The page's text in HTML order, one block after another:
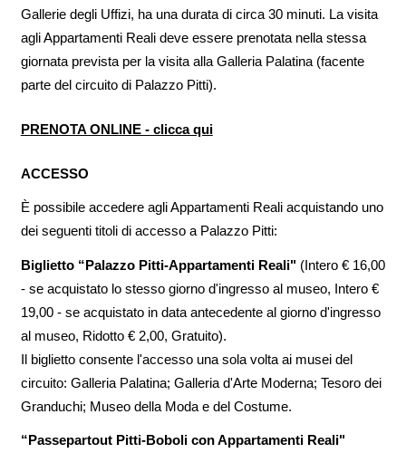
Gallerie degli Uffizi, ha una durata di circa 30 minuti. La visita
agli Appartamenti Reali deve essere prenotata nella stessa
giornata prevista per la visita alla Galleria Palatina (facente
parte del circuito di Palazzo Pitti).
PRENOTA ONLINE - clicca qui
ACCESSO
È possibile accedere agli Appartamenti Reali acquistando uno
dei seguenti titoli di accesso a Palazzo Pitti:
Biglietto “Palazzo Pitti-Appartamenti Reali"(Intero € 16,00
- se acquistato lo stesso giorno d'ingresso al museo, Intero €
19,00 - se acquistato in data antecedente al giorno d'ingresso
al museo, Ridotto € 2,00, Gratuito).
Il biglietto consente l'accesso una sola volta ai musei del
circuito: Galleria Palatina; Galleria d'Arte Moderna; Tesoro dei
Granduchi; Museo della Moda e del Costume.
“Passepartout Pitti-Boboli con Appartamenti Reali"